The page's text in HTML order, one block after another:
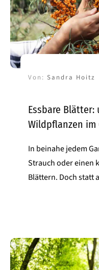
Von:Sandra Hoitz
Essbare
Wildpflanzen im
In beinahe jedem
Strauch oder einen
Blättern. Doch statt